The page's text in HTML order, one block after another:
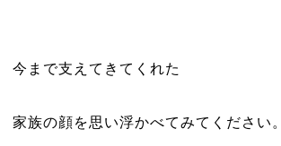
今まで支えてきてくれた
家族の顔を思い浮かべてみてください。